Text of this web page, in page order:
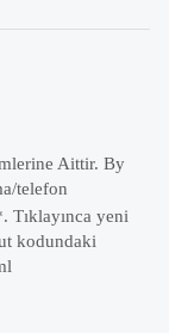
Aittir. By
telefon
yeni
kodundaki